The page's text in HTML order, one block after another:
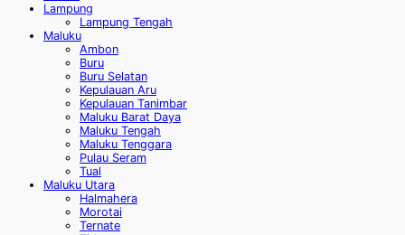
Lampung
Lampung Tengah
Maluku
Ambon
Buru
Buru Selatan
Kepulauan Aru
Kepulauan Tanimbar
Maluku Barat Daya
Maluku Tengah
Maluku Tenggara
Pulau Seram
Tual
Maluku Utara
Halmahera
Morotai
Ternate